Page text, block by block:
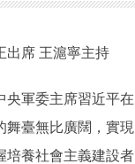
席 王滬寧主持
軍委主席習近平在
舞臺無比廣闊，實現
培養社會主義建設者